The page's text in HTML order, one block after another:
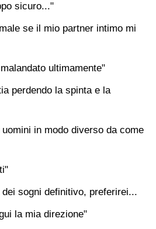
sicuro..."
se il mio partner intimo mi
ultimamente"
perdendo la spinta e la
in modo diverso da come
sogni definitivo, preferirei...
la mia direzione"